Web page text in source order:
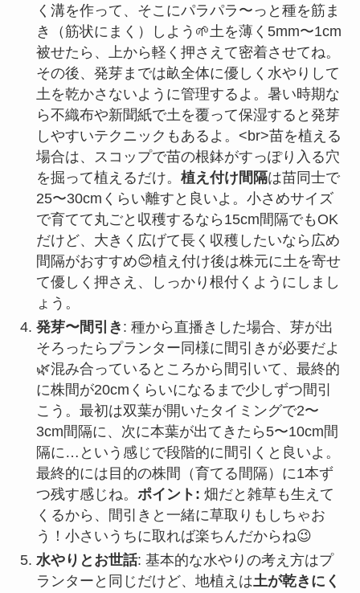
く溝を作って、そこにパラパラ〜っと種を筋ま
き（筋状にまく）しよう🌱土を薄く5mm〜1cm
被せたら、上から軽く押さえて密着させてね。
その後、発芽までは畝全体に優しく水やりして
土を乾かさないように管理するよ。暑い時期な
ら不織布や新聞紙で土を覆って保湿すると発芽
しやすいテクニックもあるよ。<br>苗を植える
場合は、スコップで苗の根鉢がすっぽり入る穴
を掘って植えるだけ。 植え付け間隔は苗同士で
25〜30cmくらい離すと良いよ。小さめサイズ
で育てて丸ごと収穫するなら15cm間隔でもOK
だけど、大きく広げて長く収穫したいなら広め
間隔がおすすめ😊植え付け後は株元に土を寄せ
て優しく押さえ、しっかり根付くようにしまし
ょう。
発芽〜間引き : 種から直播きした場合、芽が出
そろったらプランター同様に間引きが必要だよ
🌿混み合っているところから間引いて、最終的
に株間が20cmくらいになるまで少しずつ間引
こう。最初は双葉が開いたタイミングで2〜
3cm間隔に、次に本葉が出てきたら5〜10cm間
隔に…という感じで段階的に間引くと良いよ。
最終的には目的の株間（育てる間隔）に1本ず
つ残す感じね。 ポイント: 畑だと雑草も生えて
くるから、間引きと一緒に草取りもしちゃお
う！小さいうちに取れば楽ちんだからね😉
水やりとお世話: 基本的な水やりの考え方はプ
ランターと同じだけど、地植えは土が乾きにく